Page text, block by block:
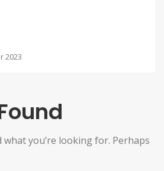
2023
what you’re looking for. Perhaps